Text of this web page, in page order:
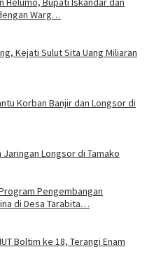
Warg…
Kejati Sulut Sita Uang Miliaran
Korban Banjir dan Longsor di
Jaringan Longsor di Tamako
Pengembangan
di Desa Tarabita…
Boltim ke 18, Terangi Enam